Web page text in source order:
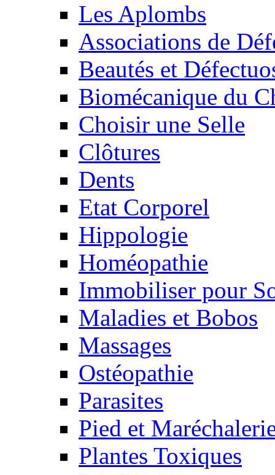
Les Aplombs
Associations de
Beautés et
Biomécanique du
Choisir une Selle
Clôtures
Dents
Etat Corporel
Hippologie
Homéopathie
Immobiliser pour
Maladies et Bobos
Massages
Ostéopathie
Parasites
Pied et
Plantes Toxiques